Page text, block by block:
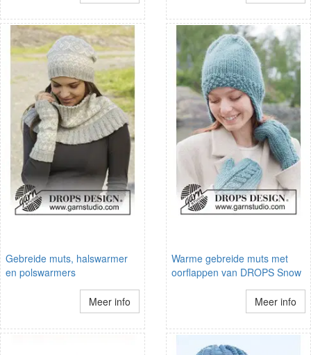
Gebreide muts, halswarmer
en polswarmers
Meer info
Warme gebreide muts met
oorflappen van DROPS Snow
Meer info